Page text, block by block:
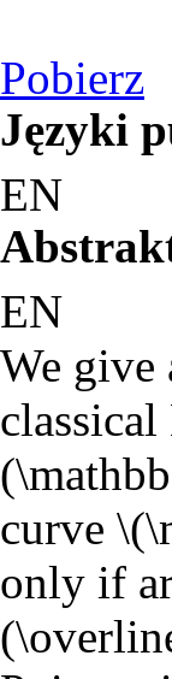
Pobierz
Języki
EN
EN
We give
curve
only if